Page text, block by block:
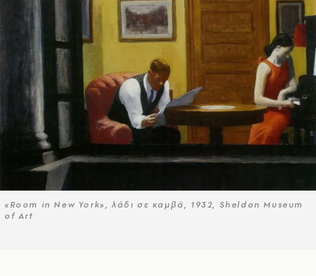
«Room in New York», λάδι σε καμβά, 1932, Sheldon Museum
of Art